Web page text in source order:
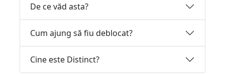
De ce văd asta?
Cum ajung să fiu deblocat?
Cine este Distinct?